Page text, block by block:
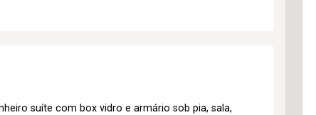
suíte com box vidro e armário sob pia, sala,